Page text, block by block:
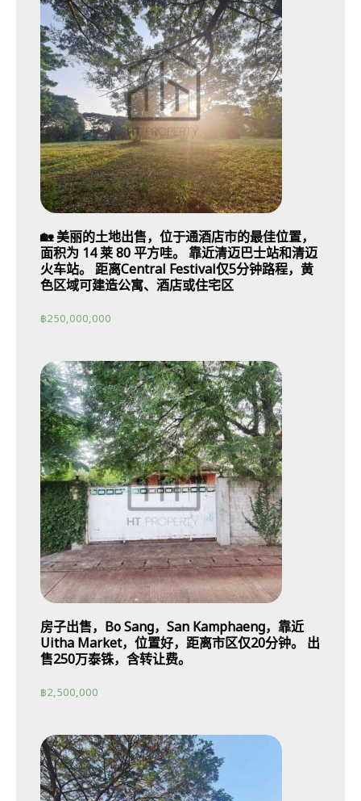
🏡 美丽的土地出售，位于通酒店市的最佳位置，
面积为 14 莱 80 平方哇。 靠近清迈巴士站和清迈
火车站。 距离Central Festival仅5分钟路程，黄
色区域可建造公寓、酒店或住宅区
฿250,000,000
房子出售，Bo Sang，San Kamphaeng，靠近
Uitha Market，位置好，距离市区仅20分钟。 出
售250万泰铢，含转让费。
฿2,500,000